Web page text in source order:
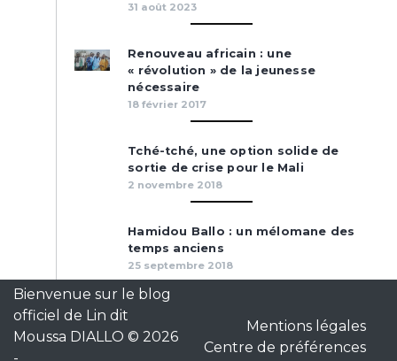
31 août 2023
Renouveau africain : une
« révolution » de la jeunesse
nécessaire
18 février 2017
Tché-tché, une option solide de
sortie de crise pour le Mali
2 novembre 2018
Hamidou Ballo : un mélomane des
temps anciens
25 septembre 2018
Bienvenue sur le blog
officiel de Lin dit
Moussa DIALLO © 2026
Mentions légales
Centre de préférences